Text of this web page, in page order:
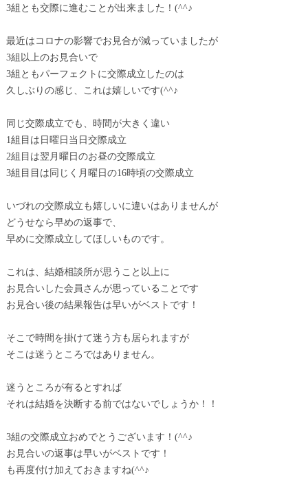
3組とも交際に進むことが出来ました！(^^♪
最近はコロナの影響でお見合が減っていましたが
3組以上のお見合いで
3組ともパーフェクトに交際成立したのは
久しぶりの感じ、これは嬉しいです(^^♪
同じ交際成立でも、時間が大きく違い
1組目は日曜日当日交際成立
2組目は翌月曜日のお昼の交際成立
3組目目は同じく月曜日の16時頃の交際成立
いづれの交際成立も嬉しいに違いはありませんが
どうせなら早めの返事で、
早めに交際成立してほしいものです。
これは、結婚相談所が思うこと以上に
お見合いした会員さんが思っていることです
お見合い後の結果報告は早いがベストです！
そこで時間を掛けて迷う方も居られますが
そこは迷うところではありません。
迷うところが有るとすれば
それは結婚を決断する前ではないでしょうか！！
3組の交際成立おめでとうございます！(^^♪
お見合いの返事は早いがベストです！
も再度付け加えておきますね(^^♪